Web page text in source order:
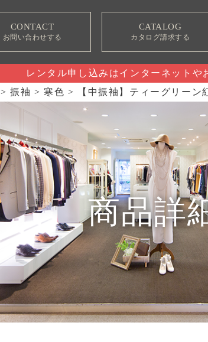
CONTACT
お問い合わせする
CATALOG
カタログ請求する
レンタル申し込みはインターネットや
>振袖 > 寒色 > 【中振袖】ティーグリーン
商品詳